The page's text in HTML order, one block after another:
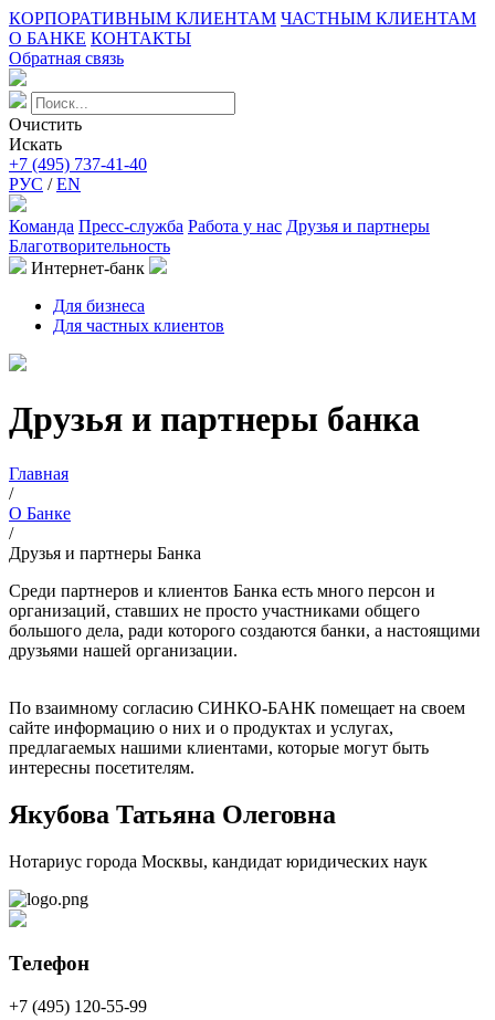
КОРПОРАТИВНЫМ КЛИЕНТАМ ЧАСТНЫМ КЛИЕНТАМ
О БАНКЕ КОНТАКТЫ
Обратная связь
Очистить
Искать
+7 (495) 737-41-40
РУС /EN
Команда Пресс-служба Работа у нас Друзья и партнеры
Благотворительность
Интернет-банк
Для бизнеса
Для частных клиентов
Друзья и партнеры банка
Главная
/
О Банке
/
Друзья и партнеры Банка
Среди партнеров и клиентов Банка есть много персон и
организаций, ставших не просто участниками общего
большого дела, ради которого создаются банки, а настоящими
друзьями нашей организации.
По взаимному согласию СИНКО-БАНК помещает на своем
сайте информацию о них и о продуктах и услугах,
предлагаемых нашими клиентами, которые могут быть
интересны посетителям.
Якубова Татьяна Олеговна
Нотариус города Москвы, кандидат юридических наук
Телефон
+7 (495) 120-55-99